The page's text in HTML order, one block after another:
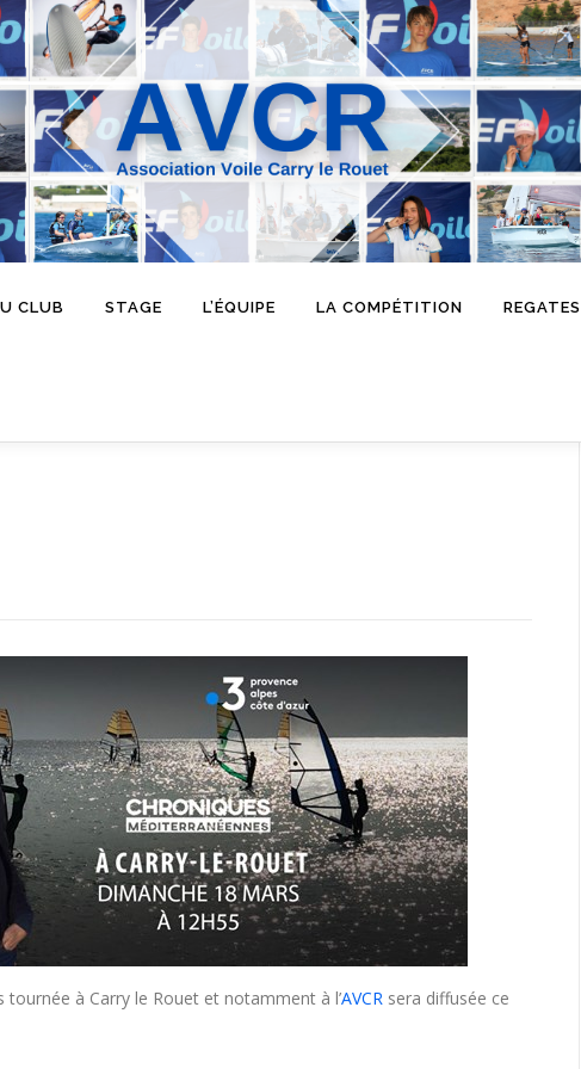
CLUB STAGE L’ÉQUIPE LA COMPÉTITION REGATES
tournée à Carry le Rouet et notamment à l’AVCR sera diffusée ce